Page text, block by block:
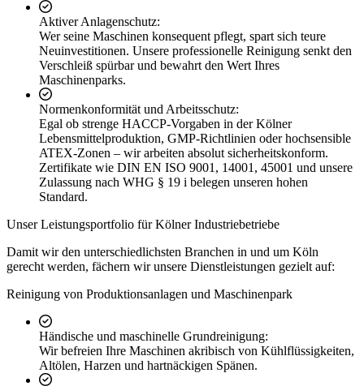
Aktiver Anlagenschutz:
Wer seine Maschinen konsequent pflegt, spart sich teure
Neuinvestitionen. Unsere professionelle Reinigung senkt den
Verschleiß spürbar und bewahrt den Wert Ihres
Maschinenparks.
Normenkonformität und Arbeitsschutz:
Egal ob strenge HACCP-Vorgaben in der Kölner
Lebensmittelproduktion, GMP-Richtlinien oder hochsensible
ATEX-Zonen – wir arbeiten absolut sicherheitskonform.
Zertifikate wie DIN EN ISO 9001, 14001, 45001 und unsere
Zulassung nach WHG § 19 i belegen unseren hohen
Standard.
Unser Leistungsportfolio für Kölner Industriebetriebe
Damit wir den unterschiedlichsten Branchen in und um Köln
gerecht werden, fächern wir unsere Dienstleistungen gezielt auf:
Reinigung von Produktionsanlagen und Maschinenpark
Händische und maschinelle Grundreinigung:
Wir befreien Ihre Maschinen akribisch von Kühlflüssigkeiten,
Altölen, Harzen und hartnäckigen Spänen.